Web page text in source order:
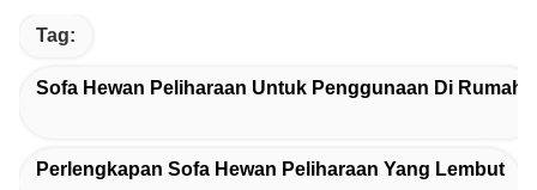
Tag:
Sofa Hewan Peliharaan Untuk Penggunaan Di Rumah
Perlengkapan Sofa Hewan Peliharaan Yang Lembut